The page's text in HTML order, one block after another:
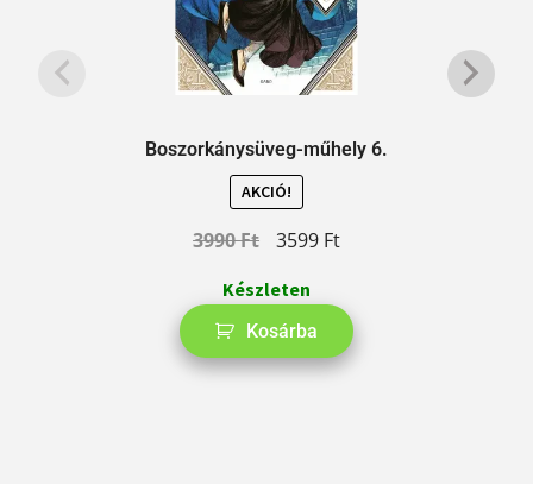
Boszorkánysüveg-műhely 6.
AKCIÓ!
3990Ft 3599 Ft
Készleten
Kosárba